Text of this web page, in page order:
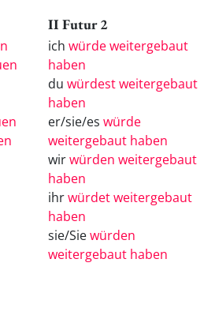
II Futur 2
ich würde weitergebaut
haben
du würdest weitergebaut
haben
er/sie/es würde
weitergebaut haben
wirwürden weitergebaut
haben
ihrwürdet weitergebaut
haben
sie/Siewürden
weitergebaut haben